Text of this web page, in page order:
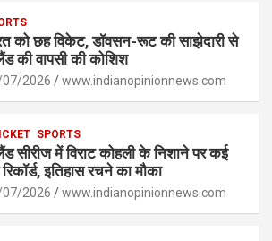
b
o
o
n
g
er
Li
n
k
e
को छह विकेट, डॉवसन-रूट की साझेदारी से
की वापसी की कोशिश
2026 www.indianopinionnews.com
SPORTS
सीरीज में विराट कोहली के निशाने पर कई
इतिहास रचने का मौका
2026 www.indianopinionnews.com